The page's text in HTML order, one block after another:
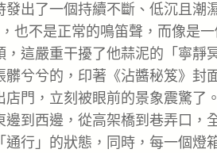
發出了一個持續不斷、低沉且
也不是正常的鳴笛聲，而像是
這嚴重干擾了他蒜泥的「寧靜
兮兮的，印著《沾醬秘笈》封
門，立刻被眼前的景象震驚了
到西邊，從高架橋到巷弄口，
行」的狀態，同時，每一個燈